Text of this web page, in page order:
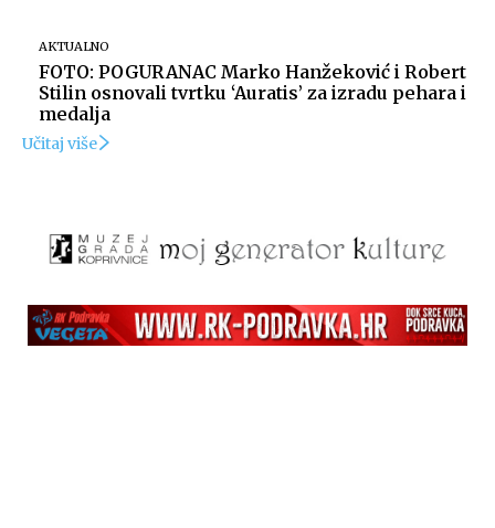
AKTUALNO
FOTO: POGURANAC Marko Hanžeković i Robert
Stilin osnovali tvrtku ‘Auratis’ za izradu pehara i
medalja
Učitaj više